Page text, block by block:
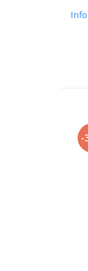
-